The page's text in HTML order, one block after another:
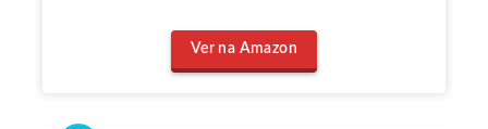
Ver na Amazon